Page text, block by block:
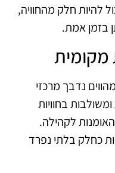
להיות חלק מהחוויה,
בזמן אמת.
מקומית
נדבך מרכזי
בחוויות
לקהילה.
כחלק בלתי נפרד